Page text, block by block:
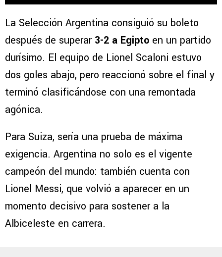
La Selección Argentina consiguió su boleto
después de superar 3-2 a Egipto en un partido
durísimo. El equipo de Lionel Scaloni estuvo
dos goles abajo, pero reaccionó sobre el final y
terminó clasificándose con una remontada
agónica.
Para Suiza, sería una prueba de máxima
exigencia. Argentina no solo es el vigente
campeón del mundo: también cuenta con
Lionel Messi, que volvió a aparecer en un
momento decisivo para sostener a la
Albiceleste en carrera.